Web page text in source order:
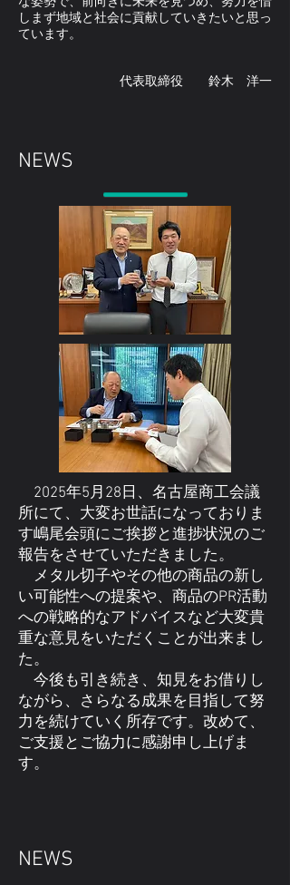
しまず地域と社会に貢献していきたいと思っ
ています。
代表取締役 鈴木 洋一
NEWS
2025年5月28日、名古屋商工会議
所にて、大変お世話になっておりま
す嶋尾会頭にご挨拶と進捗状況のご
報告をさせていただきました。
メタル切子やその他の商品の新し
い可能性への提案や、商品のPR活動
への戦略的なアドバイスなど大変貴
重な意見をいただくことが出来まし
た。
今後も引き続き、知見をお借りし
ながら、さらなる成果を目指して努
力を続けていく所存です。改めて、
ご支援とご協力に感謝申し上げま
す。
NEWS